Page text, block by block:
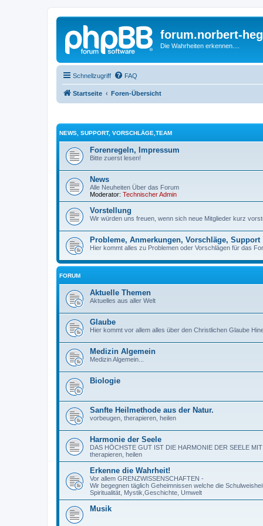
forum.norbert-
Die Wahrheiten erkennen....
Schnellzugriff FAQ
Startseite Foren-Übersicht
NEWS, SUPPORT, VORSCHLÄGE,TEAM
Forenregeln, Impressum
Bitte zuerst lesen!
News
Alle Neuheiten Über das Forum
Moderator: Technischer Admin
Vorstellung
Wir würden uns freuen, wenn sich neue Mitglieder kurz
Probleme, Anmerkungen, Vorschläge, Support
Hier kommt alles zu Problemen oder Vorschlägen für das
FORUM
Aktuelle Themen
Aktuelles aus aller Welt
Glaube
Hier kommt vor allem alles über den Christlichen Glaube
Medizin Algemein
Medizin Algemein...
Biologie
Sanfte Heilmethode aus der Natur.
vorbeugen, therapieren, heilen
Harmonie der Seele
DAS HÖCHSTE GUT IST DIE HARMONIE DER SEELE
therapieren, heilen
Erkenne die Wahrheit!
Vor allem GRENZWISSENSCHAFTEN -
Wir begegnen täglich Geheimnissen welche die
Spiritualität, Mystik,Geschichte, Umwelt
Musik